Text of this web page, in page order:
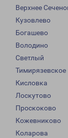
Верхнее
Кузовлево
Богашево
Володино
Светлый
Тимирязевское
Кисловка
Лоскутово
Проскоково
Кожевниково
Коларова